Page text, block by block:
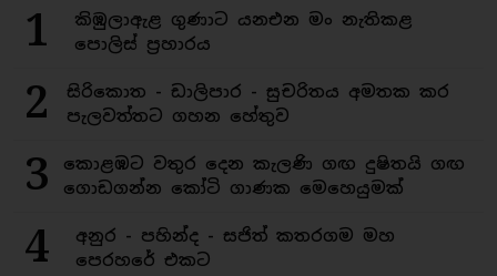
1
කිඹුලාඇළ ගුණාට යනඑන මං නැතිකළ
පොලිස් ප්‍රහාරය
2
සිරිකොත - ඩාලිපාර - සුචරිතය අමතක කර
පැලවත්තට ගහන හේතුව
3
කොළඹට වතුර දෙන කැලණි ගඟ දුෂිතයි ගඟ
ගොඩගන්න කෝටි ගාණක මෙහෙයුමක්
4
අනුර - පහින්ද - සජිත් කතරගම මහ
පෙරහරේ එකට